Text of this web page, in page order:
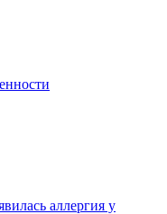
аллергия у